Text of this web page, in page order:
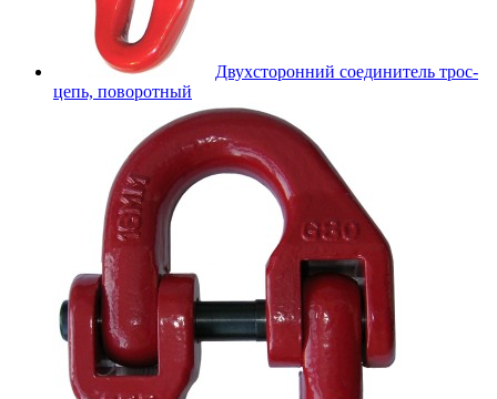
Двухсторонний соединитель трос-
цепь, поворотный